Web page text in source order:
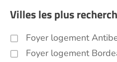
Villes les plus
Foyer logement
Foyer logement